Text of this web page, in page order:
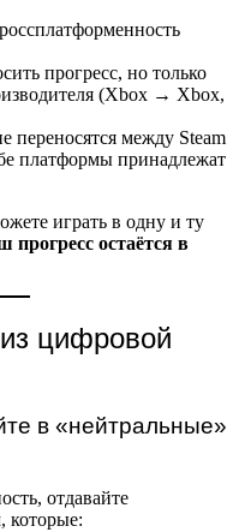
прогресс, но только
(Xbox → Xbox,
переносятся между Steam
платформы принадлежат
играть в одну и ту
прогресс остаётся в
цифровой
в «нейтральные»
отдавайте
которые: